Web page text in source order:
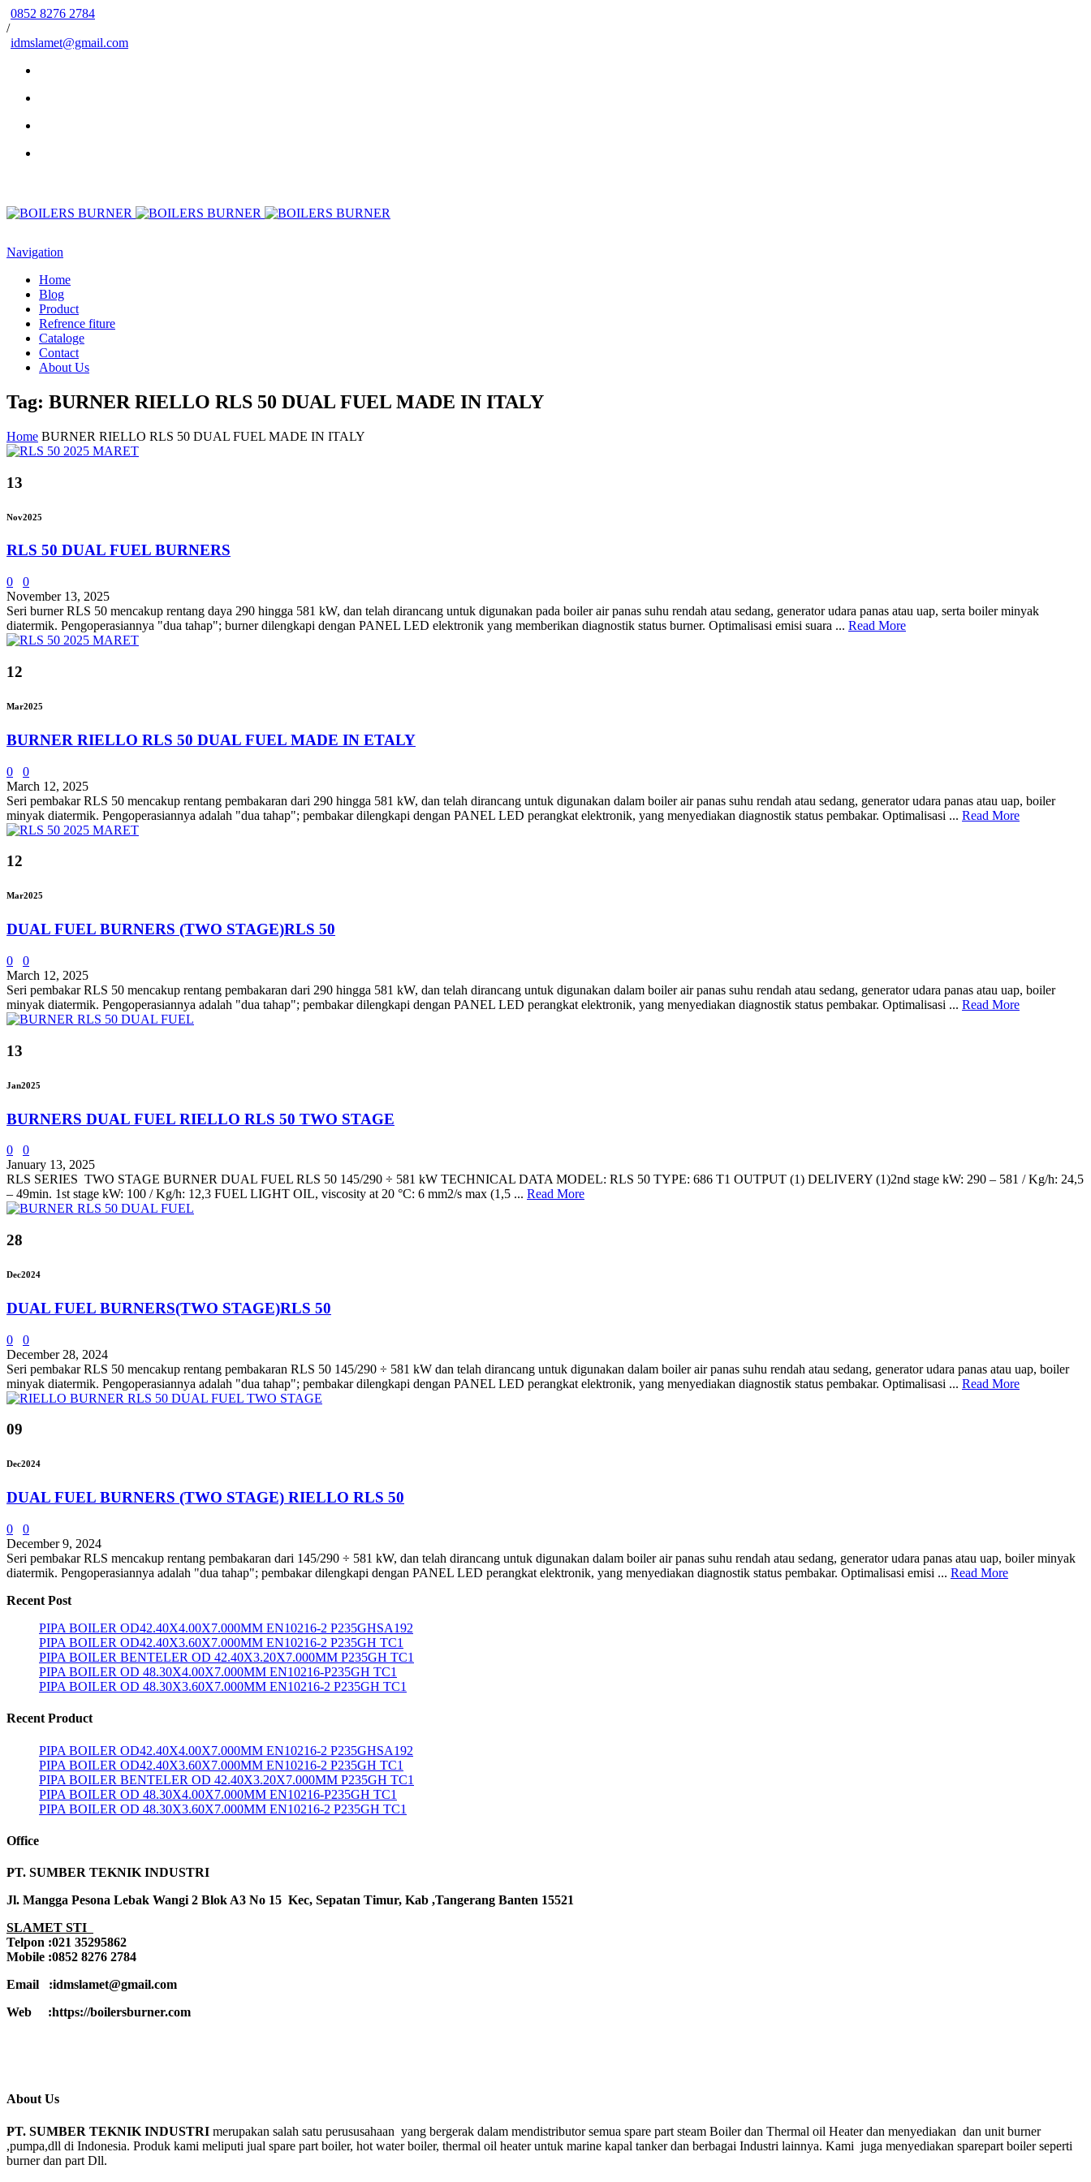
0852 8276 2784
/
idmslamet@gmail.com
Navigation
Home
Blog
Product
Refrence fiture
Cataloge
Contact
About Us
Tag: BURNER RIELLO RLS 50 DUAL FUEL MADE IN ITALY
Home BURNER RIELLO RLS 50 DUAL FUEL MADE IN ITALY
13
Nov2025
RLS 50 DUAL FUEL BURNERS
0
0
November 13, 2025
Seri burner RLS 50 mencakup rentang daya 290 hingga 581 kW, dan telah dirancang untuk digunakan pada boiler air panas suhu rendah atau sedang, generator udara panas atau uap, serta boiler minyak
diatermik. Pengoperasiannya "dua tahap"; burner dilengkapi dengan PANEL LED elektronik yang memberikan diagnostik status burner. Optimalisasi emisi suara ... Read More
12
Mar2025
BURNER RIELLO RLS 50 DUAL FUEL MADE IN ETALY
0
0
March 12, 2025
Seri pembakar RLS 50 mencakup rentang pembakaran dari 290 hingga 581 kW, dan telah dirancang untuk digunakan dalam boiler air panas suhu rendah atau sedang, generator udara panas atau uap, boiler
minyak diatermik. Pengoperasiannya adalah "dua tahap"; pembakar dilengkapi dengan PANEL LED perangkat elektronik, yang menyediakan diagnostik status pembakar. Optimalisasi ... Read More
12
Mar2025
DUAL FUEL BURNERS (TWO STAGE)RLS 50
0
0
March 12, 2025
Seri pembakar RLS 50 mencakup rentang pembakaran dari 290 hingga 581 kW, dan telah dirancang untuk digunakan dalam boiler air panas suhu rendah atau sedang, generator udara panas atau uap, boiler
minyak diatermik. Pengoperasiannya adalah "dua tahap"; pembakar dilengkapi dengan PANEL LED perangkat elektronik, yang menyediakan diagnostik status pembakar. Optimalisasi ... Read More
13
Jan2025
BURNERS DUAL FUEL RIELLO RLS 50 TWO STAGE
0
0
January 13, 2025
RLS SERIES TWO STAGE BURNER DUAL FUEL RLS 50 145/290 ÷ 581 kW TECHNICAL DATA MODEL: RLS 50 TYPE: 686 T1 OUTPUT (1) DELIVERY (1)2nd stage kW: 290 – 581 / Kg/h: 24,5
– 49min. 1st stage kW: 100 / Kg/h: 12,3 FUEL LIGHT OIL, viscosity at 20 °C: 6 mm2/s max (1,5 ... Read More
28
Dec2024
DUAL FUEL BURNERS(TWO STAGE)RLS 50
0
0
December 28, 2024
Seri pembakar RLS 50 mencakup rentang pembakaran RLS 50 145/290 ÷ 581 kW dan telah dirancang untuk digunakan dalam boiler air panas suhu rendah atau sedang, generator udara panas atau uap, boiler
minyak diatermik. Pengoperasiannya adalah "dua tahap"; pembakar dilengkapi dengan PANEL LED perangkat elektronik, yang menyediakan diagnostik status pembakar. Optimalisasi ... Read More
09
Dec2024
DUAL FUEL BURNERS (TWO STAGE) RIELLO RLS 50
0
0
December 9, 2024
Seri pembakar RLS mencakup rentang pembakaran dari 145/290 ÷ 581 kW, dan telah dirancang untuk digunakan dalam boiler air panas suhu rendah atau sedang, generator udara panas atau uap, boiler minyak
diatermik. Pengoperasiannya adalah "dua tahap"; pembakar dilengkapi dengan PANEL LED perangkat elektronik, yang menyediakan diagnostik status pembakar. Optimalisasi emisi ... Read More
Recent Post
PIPA BOILER OD42.40X4.00X7.000MM EN10216-2 P235GHSA192
PIPA BOILER OD42.40X3.60X7.000MM EN10216-2 P235GH TC1
PIPA BOILER BENTELER OD 42.40X3.20X7.000MM P235GH TC1
PIPA BOILER OD 48.30X4.00X7.000MM EN10216-P235GH TC1
PIPA BOILER OD 48.30X3.60X7.000MM EN10216-2 P235GH TC1
Recent Product
PIPA BOILER OD42.40X4.00X7.000MM EN10216-2 P235GHSA192
PIPA BOILER OD42.40X3.60X7.000MM EN10216-2 P235GH TC1
PIPA BOILER BENTELER OD 42.40X3.20X7.000MM P235GH TC1
PIPA BOILER OD 48.30X4.00X7.000MM EN10216-P235GH TC1
PIPA BOILER OD 48.30X3.60X7.000MM EN10216-2 P235GH TC1
Office
PT. SUMBER TEKNIK INDUSTRI
Jl. Mangga Pesona Lebak Wangi 2 Blok A3 No 15 Kec, Sepatan Timur, Kab ,Tangerang Banten 15521
SLAMET STI
Telpon :021 35295862
Mobile :0852 8276 2784
Email :idmslamet@gmail.com
Web :https://boilersburner.com
About Us
PT. SUMBER TEKNIK INDUSTRI merupakan salah satu perususahaan yang bergerak dalam mendistributor semua spare part steam Boiler dan Thermal oil Heater dan menyediakan dan unit burner
,pumpa,dll di Indonesia. Produk kami meliputi jual spare part boiler, hot water boiler, thermal oil heater untuk marine kapal tanker dan berbagai Industri lainnya. Kami juga menyediakan sparepart boiler seperti
burner dan part Dll.